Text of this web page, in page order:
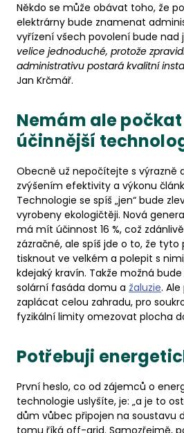
Někdo se může obávat toho, že
elektrárny bude znamenat
vyřízení všech povolení bude nad
velice jednoduché, protože
administrativu postará kvalitní
Jan Krčmář.
Nemám ale
účinnější
Obecně už nepočítejte s výrazně
zvýšením efektivity a výkonu
Technologie se spíš „jen“ bude
vyrobeny ekologičtěji. Nová
má mít účinnost 16 %, což
zázračné, ale spíš jde o to, že
tisknout ve velkém a polepit s
kdejaký kravín. Takže možná
solární fasáda domu a žaluzie.
zaplácat celou zahradu, pro
fyzikální limity omezovat plocha
Potřebuji
První heslo, co od zájemců o
technologie uslyšíte, je: „a je to
dům vůbec připojen na soustavu